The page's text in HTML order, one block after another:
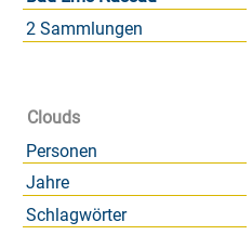
2 Sammlungen
Clouds
Personen
Jahre
Schlagwörter